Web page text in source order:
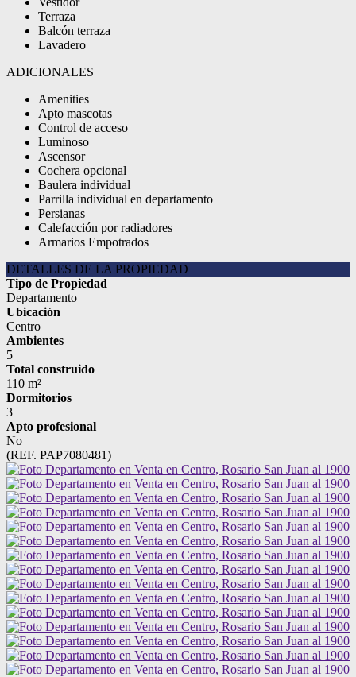
Terraza
Balcón terraza
Lavadero
ADICIONALES
Amenities
Apto mascotas
Control de acceso
Luminoso
Ascensor
Cochera opcional
Baulera individual
Parrilla individual en departamento
Persianas
Calefacción por radiadores
Armarios Empotrados
DETALLES DE LA PROPIEDAD
Tipo de Propiedad
Departamento
Ubicación
Centro
Ambientes
5
Total construido
110 m²
Dormitorios
3
Apto profesional
No
(REF. PAP7080481)